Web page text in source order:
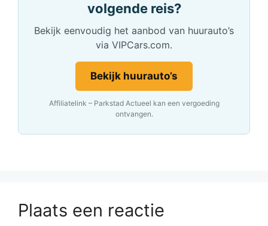
volgende reis?
Bekijk eenvoudig het aanbod van huurauto’s
via VIPCars.com.
Bekijk huurauto’s
Affiliatelink – Parkstad Actueel kan een vergoeding
ontvangen.
Plaats een reactie